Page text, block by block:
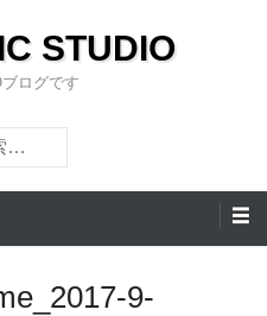
STUDIO
ログです
9-